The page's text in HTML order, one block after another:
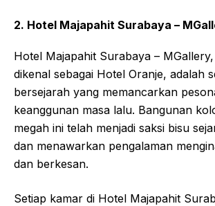
2. Hotel Majapahit Surabaya –
Hotel Majapahit Surabaya –
dikenal sebagai Hotel Oranje, adalah
bersejarah yang memancarkan
keanggunan masa lalu. Bangunan
megah ini telah menjadi saksi bisu
dan menawarkan pengalaman
dan berkesan.
Setiap kamar di Hotel Majapahit